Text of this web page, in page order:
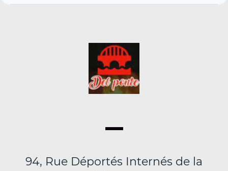
94, Rue Déportés Internés de la